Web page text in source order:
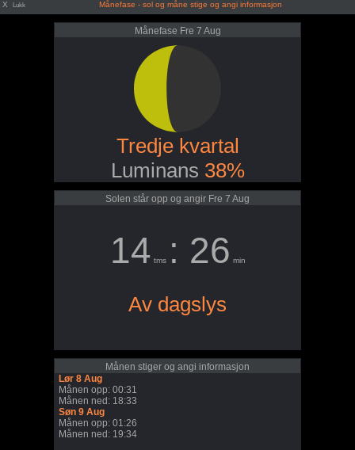
X Lukk Månefase - sol og måne stige og angi informasjon
Månefase Fre 7 Aug
Tredje kvartal
Luminans 38%
Solen står opp og angir Fre 7 Aug
14 tms : 26 min
Av dagslys
Månen stiger og angi informasjon
Lør 8 Aug
Månen opp: 00:31
Månen ned: 18:33
Søn 9 Aug
Månen opp: 01:26
Månen ned: 19:34